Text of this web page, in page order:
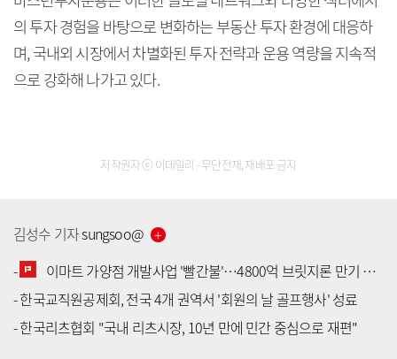
의 투자 경험을 바탕으로 변화하는 부동산 투자 환경에 대응하
며, 국내외 시장에서 차별화된 투자 전략과 운용 역량을 지속적
으로 강화해 나가고 있다.
저작권자 ⓒ 이데일리 - 무단전재, 재배포 금지
김성수 기자sungsoo@
-
이마트 가양점 개발사업 '빨간불'…4800억 브릿지론 만기 코앞
-한국교직원공제회, 전국 4개 권역서 '회원의 날 골프행사' 성료
-한국리츠협회 "국내 리츠시장, 10년 만에 민간 중심으로 재편"
[공지] 유료서비스 가입 안내